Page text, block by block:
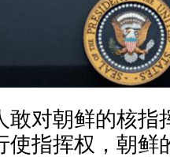
敢对朝鲜的核指
使指挥权，朝鲜